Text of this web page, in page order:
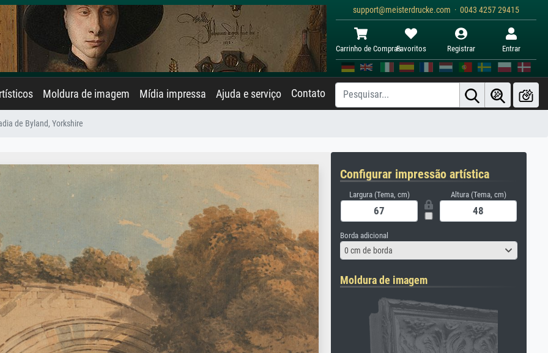
support@meisterdrucke.com · 0043 4257 29415
Carrinho de ComprasFavoritos Registrar Entrar
Moldura de imagem Mídia impressa Ajuda e serviço Contato
de Byland, Yorkshire
Configurar impressão artística
Largura (Tema, cm) Altura (Tema, cm)
Borda adicional
0 cm de borda
Moldura de imagem